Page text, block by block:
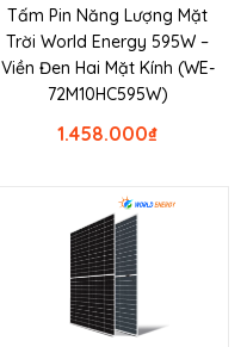
Tấm Pin Năng Lượng Mặt
Trời World Energy 595W –
Viền Đen Hai Mặt Kính (WE-
72M10HC595W)
₫
1.458.000